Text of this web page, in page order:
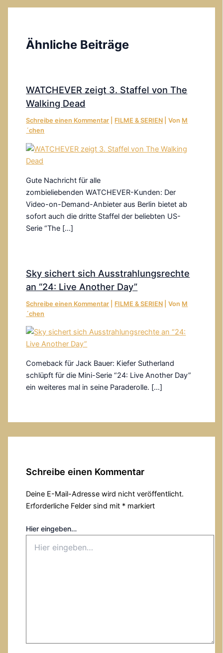
Ähnliche Beiträge
WATCHEVER zeigt 3. Staffel von The
Walking Dead
Schreibe einen Kommentar FILME & SERIEN | Von M
´chen
Gute Nachricht für alle
zombieliebenden WATCHEVER-Kunden: Der
Video-on-Demand-Anbieter aus Berlin bietet ab
sofort auch die dritte Staffel der beliebten US-
Serie “The […]
Sky sichert sich Ausstrahlungsrechte
an “24: Live Another Day”
Schreibe einen Kommentar FILME & SERIEN | Von M
´chen
Comeback für Jack Bauer: Kiefer Sutherland
schlüpft für die Mini-Serie “24: Live Another Day”
ein weiteres mal in seine Paraderolle. […]
Schreibe einen Kommentar
Deine E-Mail-Adresse wird nicht veröffentlicht.
Erforderliche Felder sind mit * markiert
Hier eingeben…